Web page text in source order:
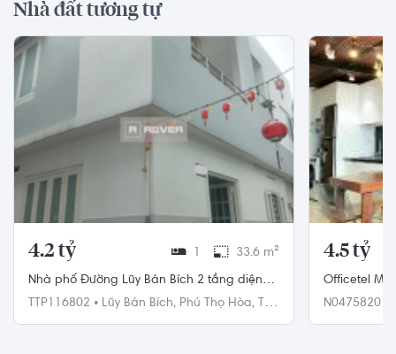
Nhà đất tương tự
4.2 tỷ 1 33.6 m²
Nhà phố Đường Lũy Bán Bích 2 tầng diện
tích 33.6m² hướng đông nam pháp lý sổ
TTP116802 • Lũy Bán Bích, Phú Thọ Hòa, Tân
4.5 tỷ
Officetel
nội thất
N0475820•